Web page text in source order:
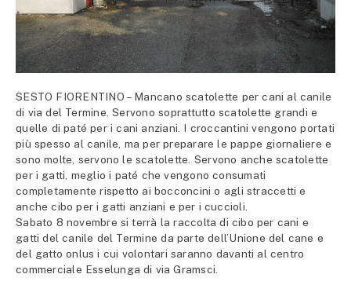
SESTO FIORENTINO – Mancano scatolette per cani al canile
di via del Termine. Servono soprattutto scatolette grandi e
quelle di paté per i cani anziani. I croccantini vengono portati
più spesso al canile, ma per preparare le pappe giornaliere e
sono molte, servono le scatolette. Servono anche scatolette
per i gatti, meglio i paté che vengono consumati
completamente rispetto ai bocconcini o agli straccetti e
anche cibo per i gatti anziani e per i cuccioli.
Sabato 8 novembre si terrà la raccolta di cibo per cani e
gatti del canile del Termine da parte dell’Unione del cane e
del gatto onlus i cui volontari saranno davanti al centro
commerciale Esselunga di via Gramsci.